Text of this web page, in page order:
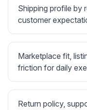
Shipping profile by
customer
Marketplace fit,
friction for daily
Return policy,